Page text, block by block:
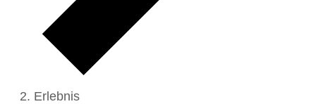
Erlebnis